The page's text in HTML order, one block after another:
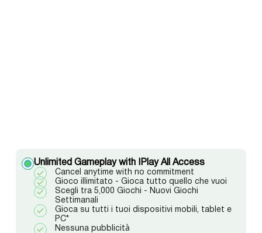
Unlimited Gameplay with IPlay All Access
Cancel anytime with no commitment
Gioco illimitato - Gioca tutto quello che vuoi
Scegli tra 5,000 Giochi - Nuovi Giochi
Settimanali
Gioca su tutti i tuoi dispositivi mobili, tablet e
PC*
Nessuna pubblicità